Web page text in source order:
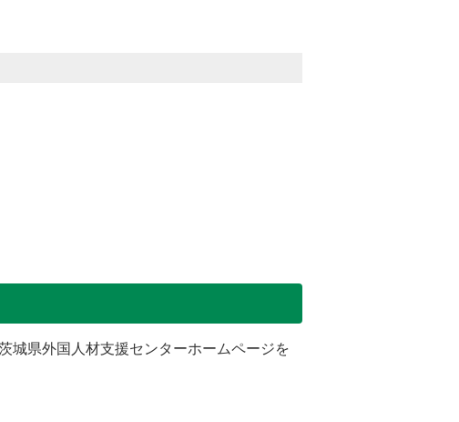
城県外国人材支援センターホームページを